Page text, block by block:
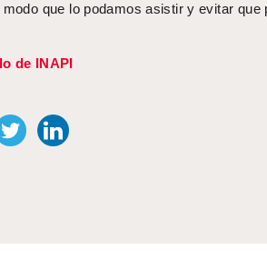
que lo podamos asistir y evitar que
de INAPI